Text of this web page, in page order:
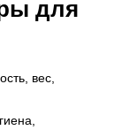
для
вес,